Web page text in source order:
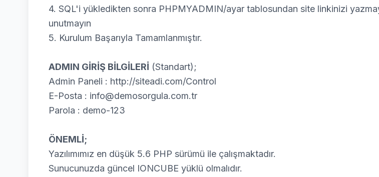
4. SQL'i yükledikten sonra PHPMYADMIN/ayar tablosundan site linkinizi
unutmayın
5. Kurulum Başarıyla Tamamlanmıştır.
ADMIN GİRİŞ BİLGİLERİ (Standart);
Admin Paneli : http://siteadi.com/Control
E-Posta : info@demosorgula.com.tr
Parola : demo-123
ÖNEMLİ;
Yazılımımız en düşük 5.6 PHP sürümü ile çalışmaktadır.
Sunucunuzda güncel IONCUBE yüklü olmalıdır.